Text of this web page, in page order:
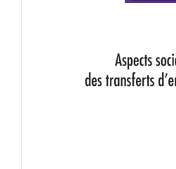
Panier WooCommerce